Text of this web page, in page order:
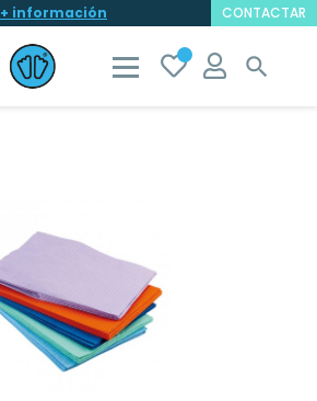
+ información CONTACTAR
